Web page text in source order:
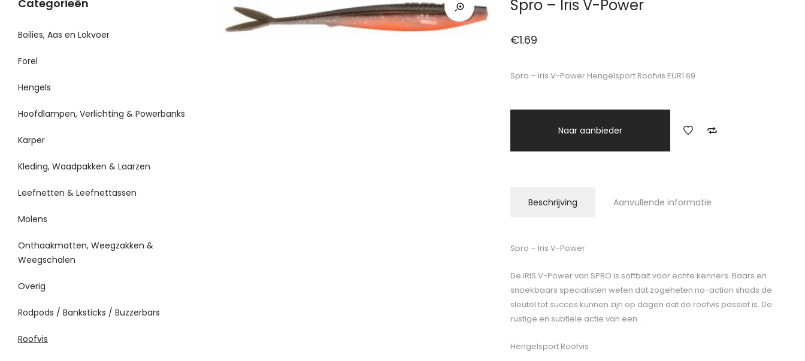
Spro – Iris V-Power
€1.69
Spro – Iris V-Power Hengelsport Roofvis EUR1.69
Naar aanbieder
Beschrijving Aanvullende informatie
Spro – Iris V-Power
De IRIS V-Power van SPRO is softbait voor echte kenners. Baars en
snoekbaars specialisten weten dat zogeheten no-action shads de
sleutel tot succes kunnen zijn op dagen dat de roofvis passief is. De
rustige en subtiele actie van een…
Hengelsport Roofvis
Categorieën
Boilies, Aas en Lokvoer
Forel
Hengels
Hoofdlampen, Verlichting & Powerbanks
Karper
Kleding, Waadpakken & Laarzen
Leefnetten & Leefnettassen
Molens
Onthaakmatten, Weegzakken &
Weegschalen
Overig
Rodpods / Banksticks / Buzzerbars
Roofvis